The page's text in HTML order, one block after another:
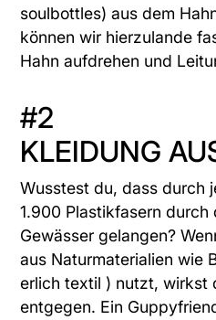
soulbottles) aus dem
können wir hierzulande
Hahn aufdrehen und
#2
KLEIDUNG
Wusstest du, dass durch
1.900 Plastikfasern durch
Gewässer gelangen?
aus Naturmaterialien wie
erlich textil ) nutzt, wirkst
entgegen. Ein